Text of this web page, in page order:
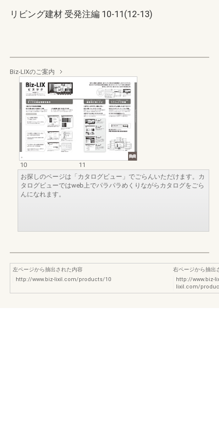
リビング建材 受発注編 10-11(12-13)
Biz-LIXのご案内
10
11
お探しのページは「カタログビュー」でごらんいただけます。カ
タログビューではweb上でパラパラめくりながらカタログをごら
んになれます。
左ページから抽出された内容
http://www.biz-lixil.com/products/10
右ページから抽出
http://www.biz-
lixil.com/